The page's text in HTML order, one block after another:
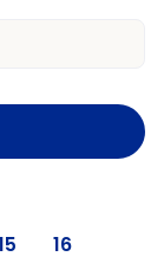
16